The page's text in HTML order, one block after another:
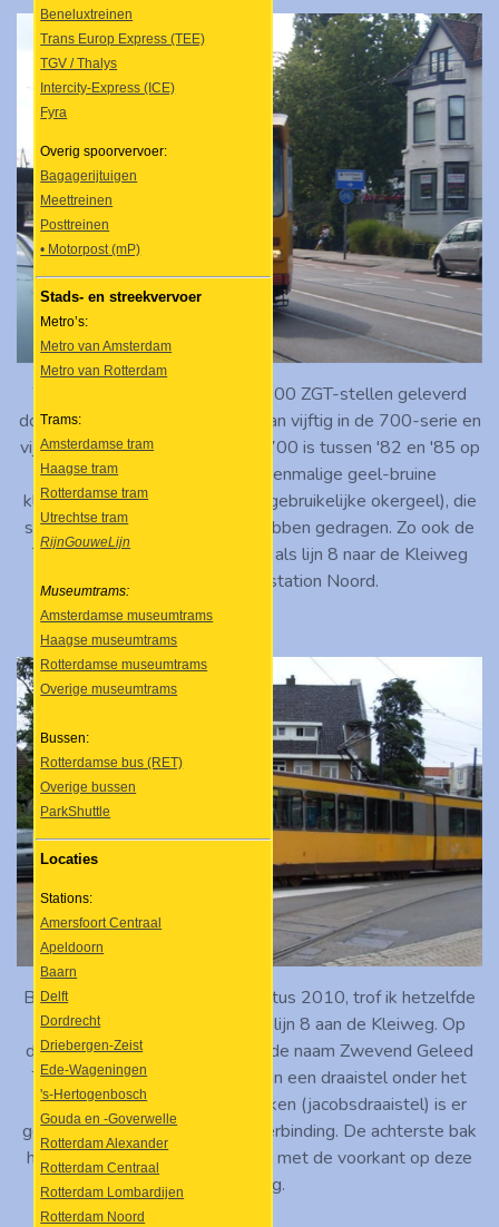
Tussen 1981 en 1988 zijn er 100 ZGT-stellen geleverd
door trambouwer Düwag, waarvan vijftig in de 700-serie en
vijftig in de 800-serie. De serie 700 is tussen '82 en '85 op
de rails verschenen in de toenmalige geel-bruine
kleurstelling (wel feller dan het gebruikelijke okergeel), die
sommige stellen tot het eind hebben gedragen. Zo ook de
719, die op 23 augustus 2009 als lijn 8 naar de Kleiweg
een stop maakt bij station Noord.
Bijna een jaar later, op 12 augustus 2010, trof ik hetzelfde
tramstel aan bij de keerlus van lijn 8 aan de Kleiweg. Op
deze foto kunnen we zien waar de naam Zwevend Geleed
Tramrijtuig op slaat: in plaats van een draaistel onder het
verbindingsstuk tussen de bakken (jacobsdraaistel) is er
gekozen voor een 'zwevende' verbinding. De achterste bak
heeft maar één draaistel en rust met de voorkant op deze
geleding.
Beneluxtreinen
Trans Europ Express (TEE)
TGV / Thalys
Intercity-Express (ICE)
Fyra
Overig spoorvervoer:
Bagagerijtuigen
Meettreinen
Posttreinen
• Motorpost (mP)
Stads- en streekvervoer
Metro’s:
Metro van Amsterdam
Metro van Rotterdam
Trams:
Amsterdamse tram
Haagse tram
Rotterdamse tram
Utrechtse tram
RijnGouweLijn
Museumtrams:
Amsterdamse museumtrams
Haagse museumtrams
Rotterdamse museumtrams
Overige museumtrams
Bussen:
Rotterdamse bus (RET)
Overige bussen
ParkShuttle
Locaties
Stations:
Amersfoort Centraal
Apeldoorn
Baarn
Delft
Dordrecht
Driebergen-Zeist
Ede-Wageningen
's-Hertogenbosch
Gouda en -Goverwelle
Rotterdam Alexander
Rotterdam Centraal
Rotterdam Lombardijen
Rotterdam Noord